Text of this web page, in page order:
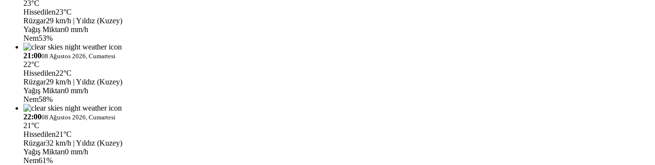
23°C
Hissedilen23°C
Rüzgar29 km/h | Yıldız (Kuzey)
Yağış Miktarı0 mm/h
Nem53%
21:0008 Ağustos 2026, Cumartesi
22°C
Hissedilen22°C
Rüzgar29 km/h | Yıldız (Kuzey)
Yağış Miktarı0 mm/h
Nem58%
22:0008 Ağustos 2026, Cumartesi
21°C
Hissedilen21°C
Rüzgar32 km/h | Yıldız (Kuzey)
Yağış Miktarı0 mm/h
Nem61%